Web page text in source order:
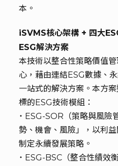
本。
iSVMS核心架構 + 四大
ESG解決方案
本技術以整合性策略價值
心，藉由連結ESG數據、
一站式的解決方案。本方
標的ESG技術模組：
˙ ESG-SOR（策略與風險
勢、機會、風險」，以利
制定永續發展策略。
˙ ESG-BSC（整合性績效